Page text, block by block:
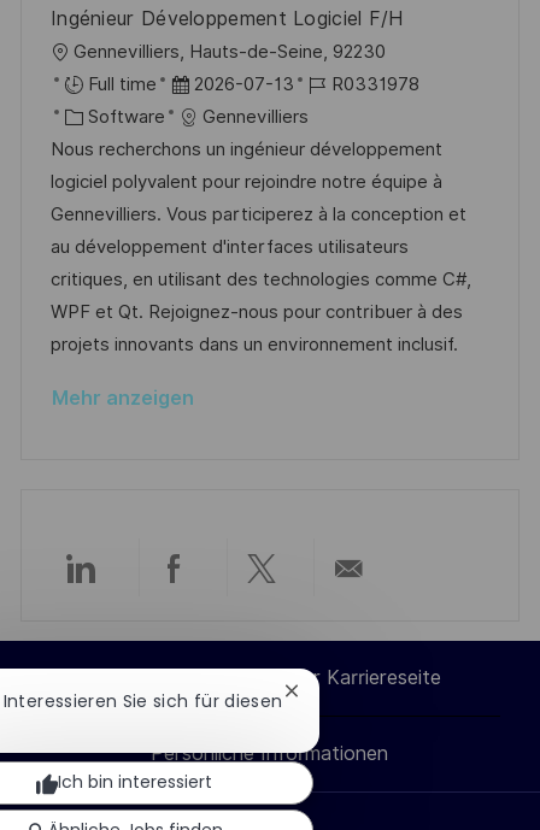
n
g
r
ö
f
f
e
n
t
l
i
c
h
u
Ingénieur Développement Logiciel F/H
O
r
t
Gennevilliers, Hauts-de-Seine, 92230
Full time
D
a
t
u
m
d
e
r
V
r
n
l
i
c
u
n
2026-07-13
J
o
b
-
I
D
R0331978
K
a
t
e
g
o
r
i
Software
Gennevilliers
Nous recherchons un ingénieur développement
logiciel polyvalent pour rejoindre notre équipe à
Gennevilliers. Vous participerez à la conception et
au développement d'interfaces utilisateurs
critiques, en utilisant des technologies comme C#,
WPF et Qt. Rejoignez-nous pour contribuer à des
projets innovants dans un environnement inclusif.
Mehr anzeigen
Über
LinkedIn
teilen
Über
Facebook
teilen
Über
Twitter
teilen
E-
Mail
teilen
Cookie-Einstellungen der Karriereseite
Persönliche Informationen
Interessieren Sie sich für diesen Chatbot-
Benachrichtigung
schließen
Ich bin interessiert